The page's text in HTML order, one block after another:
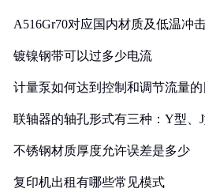
A516Gr70对应国内材质及低温冲
镀镍钢带可以过多少电流
计量泵如何达到控制和调节流量的
联轴器的轴孔形式有三种：Y型、
不锈钢材质厚度允许误差是多少
复印机出租有哪些常见模式